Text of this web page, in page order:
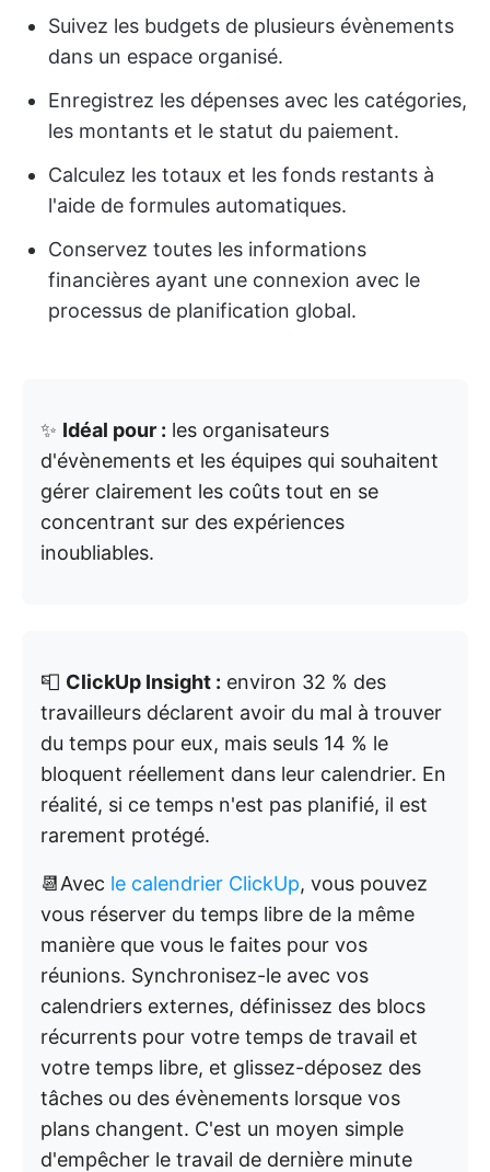
Suivez les budgets de plusieurs évènements
dans un espace organisé.
Enregistrez les dépenses avec les catégories,
les montants et le statut du paiement.
Calculez les totaux et les fonds restants à
l'aide de formules automatiques.
Conservez toutes les informations
financières ayant une connexion avec le
processus de planification global.
✨ Idéal pour : les organisateurs
d'évènements et les équipes qui souhaitent
gérer clairement les coûts tout en se
concentrant sur des expériences
inoubliables.
📮 ClickUp Insight : environ 32 % des
travailleurs déclarent avoir du mal à trouver
du temps pour eux, mais seuls 14 % le
bloquent réellement dans leur calendrier. En
réalité, si ce temps n'est pas planifié, il est
rarement protégé.
📆Avec le calendrier ClickUp, vous pouvez
vous réserver du temps libre de la même
manière que vous le faites pour vos
réunions. Synchronisez-le avec vos
calendriers externes, définissez des blocs
récurrents pour votre temps de travail et
votre temps libre, et glissez-déposez des
tâches ou des évènements lorsque vos
plans changent. C'est un moyen simple
d'empêcher le travail de dernière minute